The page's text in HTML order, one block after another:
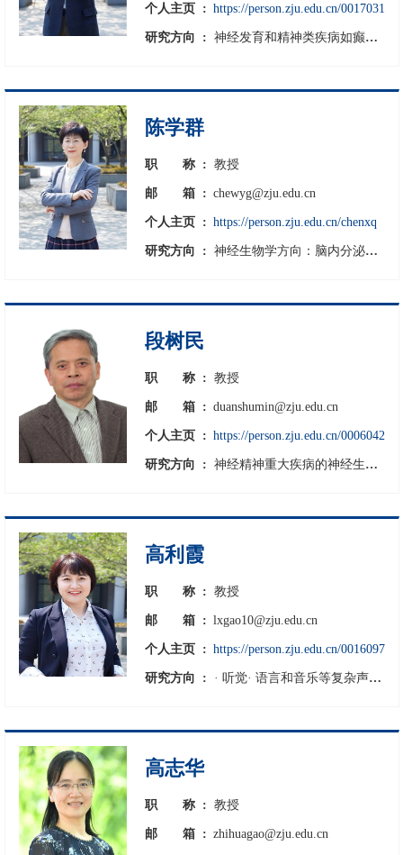
个人主页 :https://person.zju.edu.cn/0017031
研究方向 : 神经发育和精神类疾病如癫痫和自闭症的神经环路机制
陈学群
职 称 : 教授
邮 箱 :chewyg@zju.edu.cn
个人主页 :https://person.zju.edu.cn/chenxq
研究方向 : 神经生物学方向：脑内分泌免疫网络调节机制；脑肽CRF及其受体家族 生理学方向：低氧生理学；环境适应与分子进化
段树民
职 称 : 教授
邮 箱 :duanshumin@zju.edu.cn
个人主页 :https://person.zju.edu.cn/0006042
研究方向 : 神经精神重大疾病的神经生物机制
高利霞
职 称 : 教授
邮 箱 :lxgao10@zju.edu.cn
个人主页 :https://person.zju.edu.cn/0016097
研究方向 : · 听觉· 语言和音乐等复杂声编码· 狨猴叫声发育和叫声交流· 狨猴疾病模型和神经环路研究
高志华
职 称 : 教授
邮 箱 :zhihuagao@zju.edu.cn